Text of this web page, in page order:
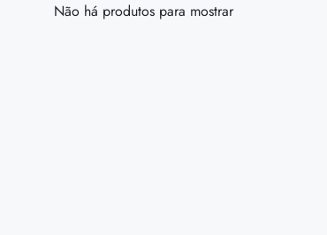
Não há produtos para mostrar